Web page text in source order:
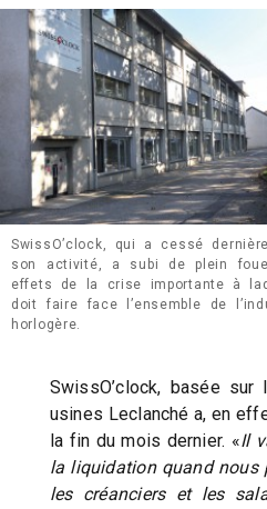
SwissO’clock, qui a cessé
son activité, a subi de plein
effets de la crise importante à
doit faire face l’ensemble de
horlogère.
SwissO’clock, basée
usines Leclanché a, en
la fin du mois dernier. «Il
la liquidation quand nous
les créanciers et les